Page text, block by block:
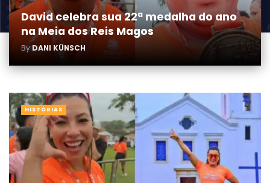
David celebra sua 22ª medalha do ano
na Meia dos Reis Magos
By DANI KÜNSCH
HISTÓRIAS